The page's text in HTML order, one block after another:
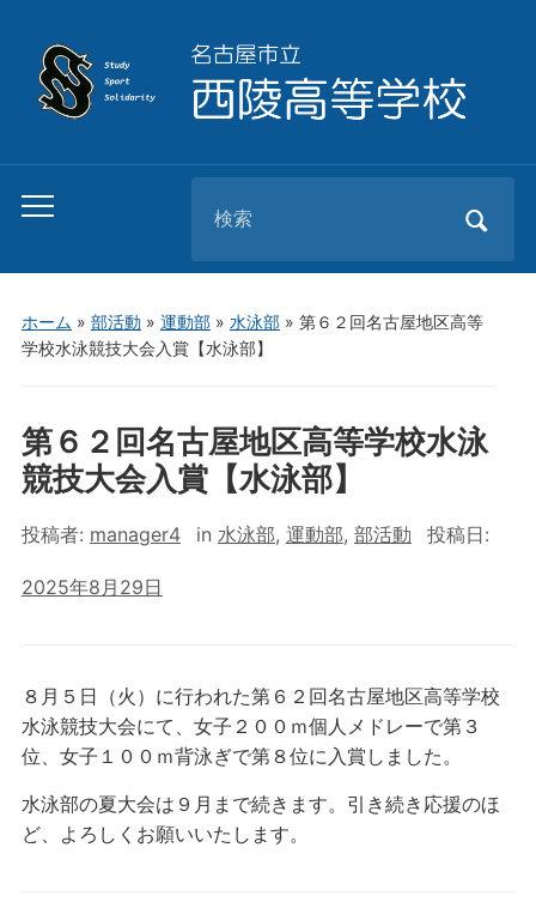
Toggle
menu
for:
ホーム » 部活動 » 運動部» 水泳部» 第６２回名古屋地区高等
学校水泳競技大会入賞【水泳部】
第６２回名古屋地区高等学校水泳
競技大会入賞【水泳部】
投稿者: manager4 in 水泳部, 運動部, 部活動 投稿日:
2025年8月29日
８月５日（火）に行われた第６２回名古屋地区高等学校
水泳競技大会にて、女子２００ｍ個人メドレーで第３
位、女子１００ｍ背泳ぎで第８位に入賞しました。
水泳部の夏大会は９月まで続きます。引き続き応援のほ
ど、よろしくお願いいたします。